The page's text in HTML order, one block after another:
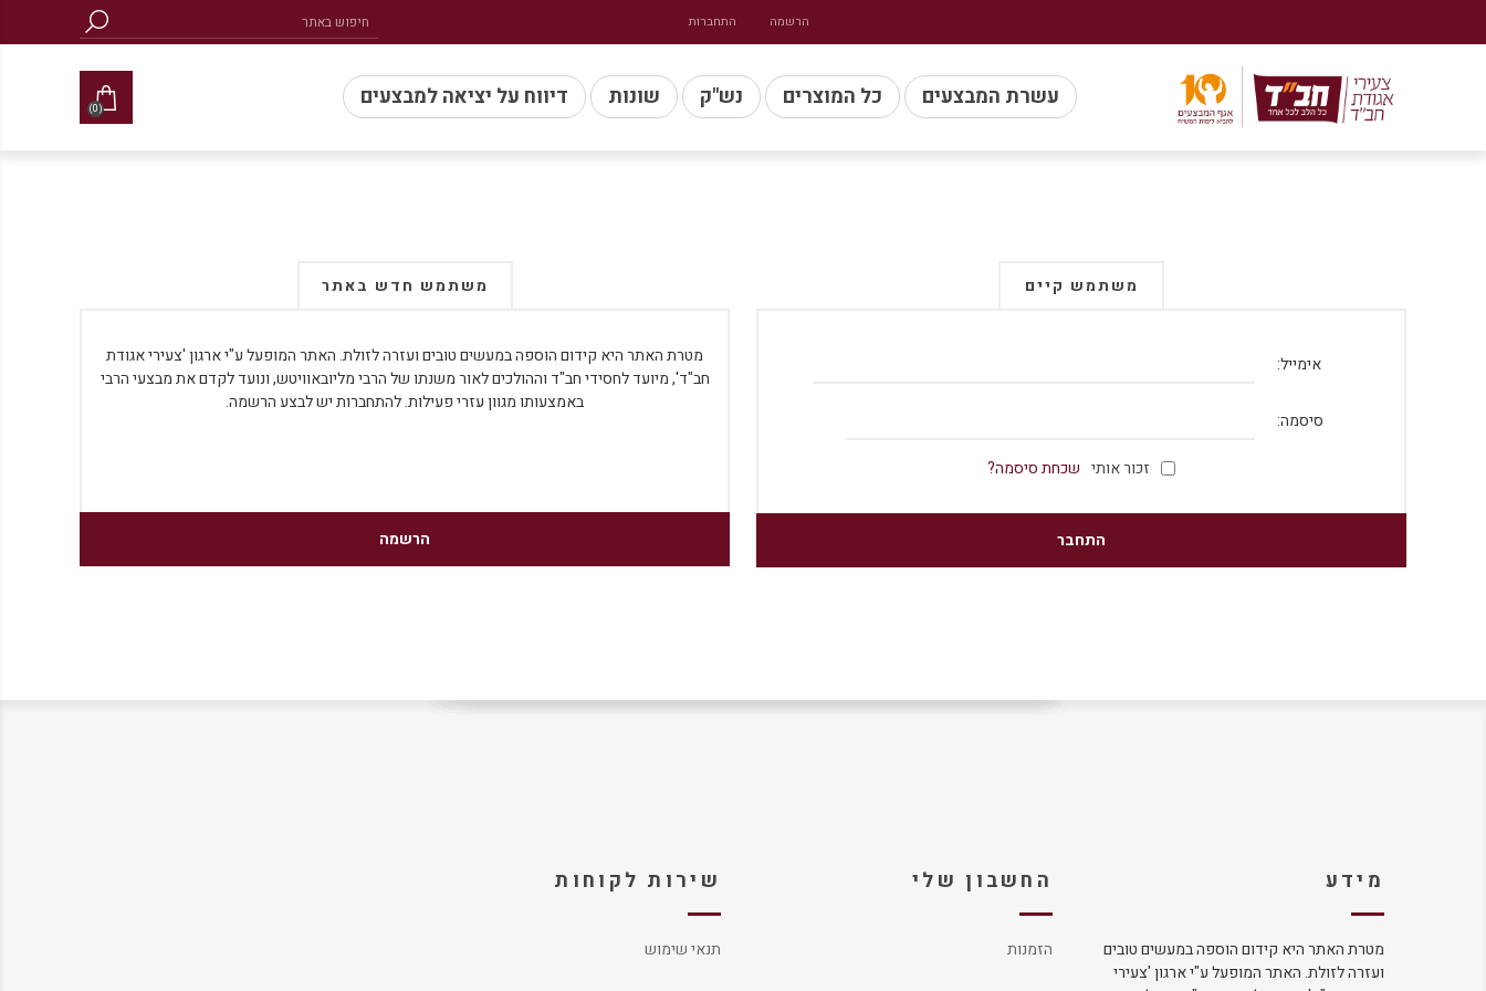
הרשמה התחברות
עשרת המבצעים כל המוצרים נש"ק שונות דיווח על יציאה למבצעים (0)
משתמש חדש באתר
מטרת האתר היא קידום הוספה במעשים טובים ועזרה לזולת. האתר המופעל ע"י ארגון 'צעירי אגודת
חב"ד', מיועד לחסידי חב"ד וההולכים לאור משנתו של הרבי מליובאוויטש, ונועד לקדם את מבצעי הרבי
באמצעותו מגוון עזרי פעילות. להתחברות יש לבצע הרשמה.
משתמש קיים
אימייל:
סיסמה:
זכור אותי שכחת סיסמה?
מידע
מטרת האתר היא קידום הוספה במעשים טובים
ועזרה לזולת. האתר המופעל ע"י ארגון 'צעירי
החשבון שלי
הזמנות
שירות לקוחות
תנאי שימוש